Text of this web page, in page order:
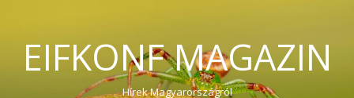
EIFKONF MAGAZIN
Hírek Magyarországról